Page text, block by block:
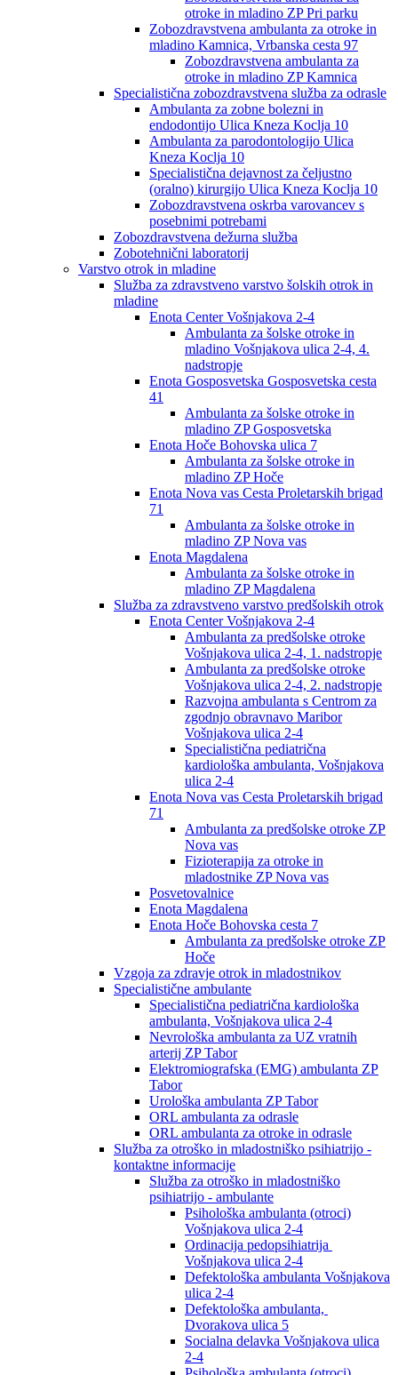
otroke in mladino ZP Pri parku
Zobozdravstvena ambulanta za otroke in
mladino Kamnica, Vrbanska cesta 97
Zobozdravstvena ambulanta za
otroke in mladino ZP Kamnica
Specialistična zobozdravstvena služba za odrasle
Ambulanta za zobne bolezni in
endodontijo Ulica Kneza Koclja 10
Ambulanta za parodontologijo Ulica
Kneza Koclja 10
Specialistična dejavnost za čeljustno
(oralno) kirurgijo Ulica Kneza Koclja 10
Zobozdravstvena oskrba varovancev s
posebnimi potrebami
Zobozdravstvena dežurna služba
Zobotehnični laboratorij
Varstvo otrok in mladine
Služba za zdravstveno varstvo šolskih otrok in
mladine
Enota Center Vošnjakova 2-4
Ambulanta za šolske otroke in
mladino Vošnjakova ulica 2-4, 4.
nadstropje
Enota Gosposvetska Gosposvetska cesta
41
Ambulanta za šolske otroke in
mladino ZP Gosposvetska
Enota Hoče Bohovska ulica 7
Ambulanta za šolske otroke in
mladino ZP Hoče
Enota Nova vas Cesta Proletarskih brigad
71
Ambulanta za šolske otroke in
mladino ZP Nova vas
Enota Magdalena
Ambulanta za šolske otroke in
mladino ZP Magdalena
Služba za zdravstveno varstvo predšolskih otrok
Enota Center Vošnjakova 2-4
Ambulanta za predšolske otroke
Vošnjakova ulica 2-4, 1. nadstropje
Ambulanta za predšolske otroke
Vošnjakova ulica 2-4, 2. nadstropje
Razvojna ambulanta s Centrom za
zgodnjo obravnavo Maribor
Vošnjakova ulica 2-4
Specialistična pediatrična
kardiološka ambulanta, Vošnjakova
ulica 2-4
Enota Nova vas Cesta Proletarskih brigad
71
Ambulanta za predšolske otroke ZP
Nova vas
Fizioterapija za otroke in
mladostnike ZP Nova vas
Posvetovalnice
Enota Magdalena
Enota Hoče Bohovska cesta 7
Ambulanta za predšolske otroke ZP
Hoče
Vzgoja za zdravje otrok in mladostnikov
Specialistične ambulante
Specialistična pediatrična kardiološka
ambulanta, Vošnjakova ulica 2-4
Nevrološka ambulanta za UZ vratnih
arterij ZP Tabor
Elektromiografska (EMG) ambulanta ZP
Tabor
Urološka ambulanta ZP Tabor
ORL ambulanta za odrasle
ORL ambulanta za otroke in odrasle
Služba za otroško in mladostniško psihiatrijo -
kontaktne informacije
Služba za otroško in mladostniško
psihiatrijo - ambulante
Psihološka ambulanta (otroci)
Vošnjakova ulica 2-4
Ordinacija pedopsihiatrija
Vošnjakova ulica 2-4
Defektološka ambulanta Vošnjakova
ulica 2-4
Defektološka ambulanta,
Dvorakova ulica 5
Socialna delavka Vošnjakova ulica
2-4